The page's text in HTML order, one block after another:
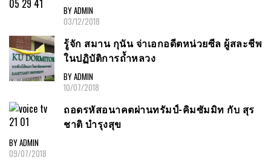
BY ADMIN
03/12/2018
รู้จัก สมาน กุนัน จ่าเอกอดีตหน่วยซีล ผู้สละชีพ
ในปฏิบัติการถ้ำหลวง
BY ADMIN
10/07/2018
ถอดรหัสอนาคตผ่านทรัมป์-คิมซัมมิท กับ สุร
ชาติ บำรุงสุข
BY ADMIN
09/07/2018